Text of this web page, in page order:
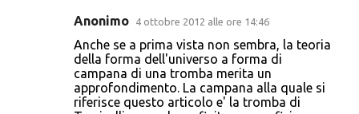
Anonimo 4 ottobre 2012 alle ore 14:46
Anche se a prima vista non sembra, la teoria
della forma dell'universo a forma di
campana di una tromba merita un
approfondimento. La campana alla quale si
riferisce questo articolo e' la tromba di